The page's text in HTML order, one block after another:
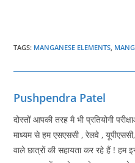
TAGS: MANGANESE ELEMENTS
Pushpendra Patel
दोस्तों आपकी तरह मै भी प्रतियोगी
माध्यम से हम एसएससी , रेलवे , यूपीएससी,
वाले छात्रों की सहायता कर रहे हैं ! हम